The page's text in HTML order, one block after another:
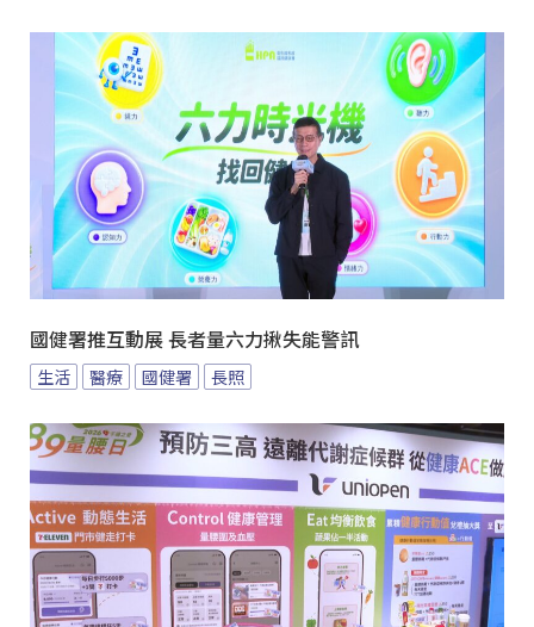
國健署推互動展 長者量六力揪失能警訊
生活 醫療 國健署 長照